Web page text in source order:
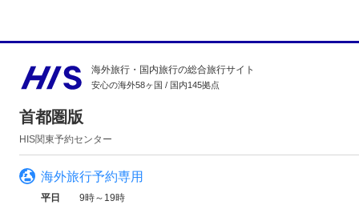
海外旅行・国内旅行の総合旅行サイト
安心の海外58ヶ国 / 国内145拠点
首都圏版
HIS関東予約センター
海外旅行予約専用
平日
9時～19時